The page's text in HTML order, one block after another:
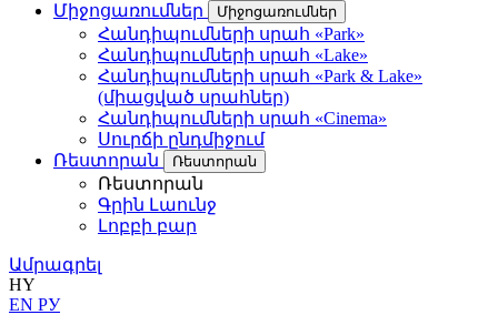
Միջոցառումներ
Միջոցառումներ
Հանդիպումների սրահ «Park»
Հանդիպումների սրահ «Lake»
Հանդիպումների սրահ «Park & Lake»
(միացված սրահներ)
Հանդիպումների սրահ «Cinema»
Սուրճի ընդմիջում
Ռեստորան
Ռեստորան
Ռեստորան
Գրին Լաունջ
Լոբբի բար
Ամրագրել
HY
EN РУ